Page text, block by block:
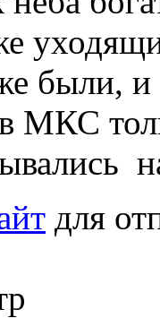
были,
МКС
для